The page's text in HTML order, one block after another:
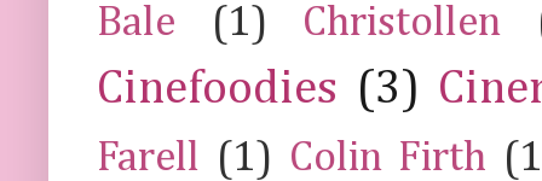
Bale
(1) Christollen
Cinefoodies (3)
Farell (1) Colin Firth